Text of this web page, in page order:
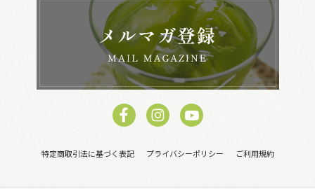
特定商取引法に基づく表記 プライバシーポリシー ご利用規約